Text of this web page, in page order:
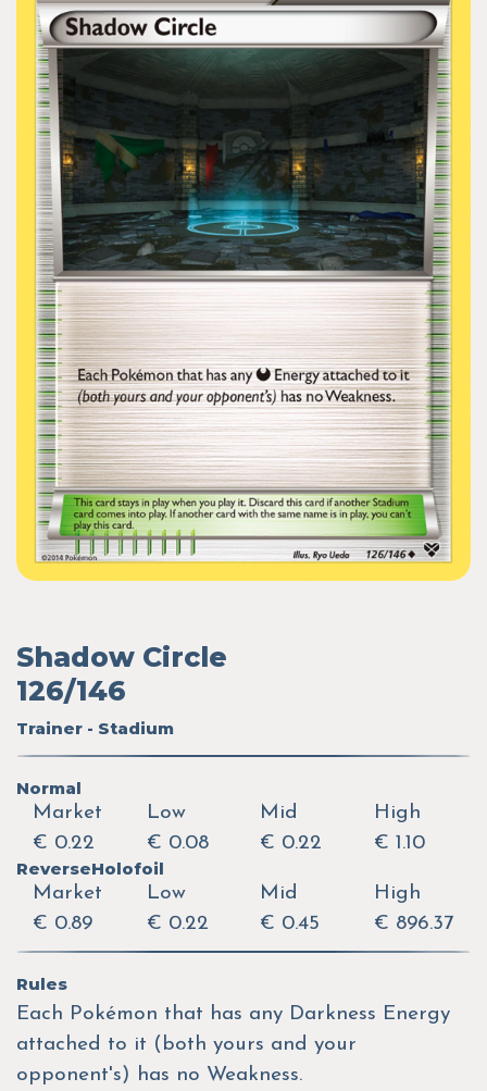
Shadow Circle
126/146
Trainer - Stadium
Normal
Market
€ 0.22
Low
€ 0.08
Mid
€ 0.22
High
€ 1.10
ReverseHolofoil
Market
€ 0.89
Low
€ 0.22
Mid
€ 0.45
High
€ 896.37
Rules
Each Pokémon that has any Darkness Energy
attached to it (both yours and your
opponent's) has no Weakness.